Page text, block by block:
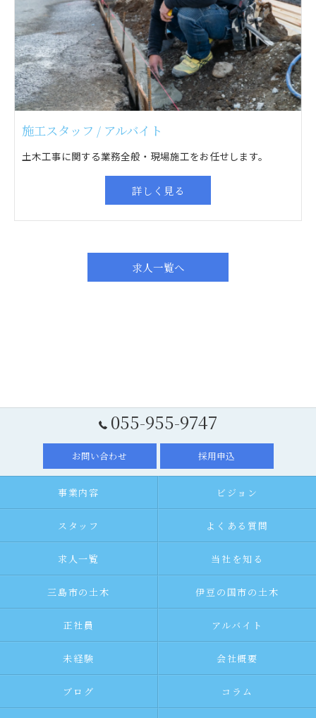
施工スタッフ / アルバイト
土木工事に関する業務全般・現場施工をお任せします。
詳しく見る
求人一覧へ
055-955-9747
お問い合わせ 採用申込
事業内容 ビジョン
スタッフ よくある質問
求人一覧 当社を知る
三島市の土木 伊豆の国市の土木
正社員 アルバイト
未経験 会社概要
ブログ コラム